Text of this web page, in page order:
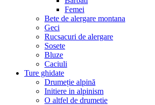
Femei
Bete de alergare montana
Geci
Rucsacuri de alergare
Sosete
Bluze
Caciuli
Ture ghidate
Drumeție alpină
Initiere in alpinism
O altfel de drumetie